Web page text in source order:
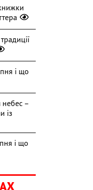
і що
небес –
із
і що